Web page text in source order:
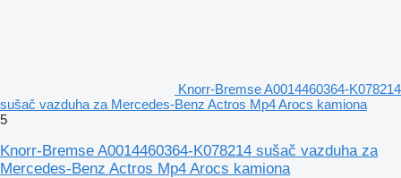
Knorr-Bremse A0014460364-K078214
sušač vazduha za Mercedes-Benz Actros Mp4 Arocs kamiona
5
Knorr-Bremse A0014460364-K078214 sušač vazduha za
Mercedes-Benz Actros Mp4 Arocs kamiona